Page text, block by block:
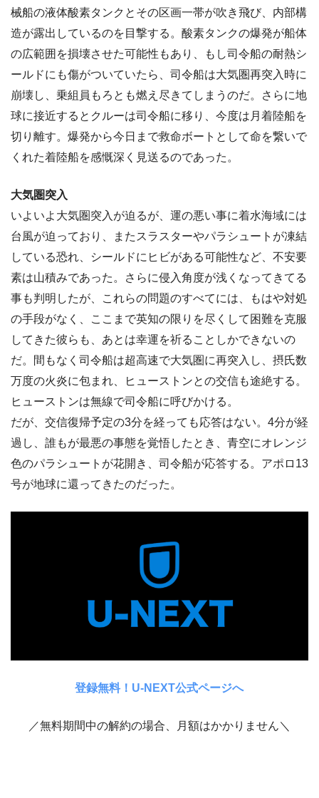
械船の液体酸素タンクとその区画一帯が吹き飛び、内部構
造が露出しているのを目撃する。酸素タンクの爆発が船体
の広範囲を損壊させた可能性もあり、もし司令船の耐熱シ
ールドにも傷がついていたら、司令船は大気圏再突入時に
崩壊し、乗組員もろとも燃え尽きてしまうのだ。さらに地
球に接近するとクルーは司令船に移り、今度は月着陸船を
切り離す。爆発から今日まで救命ボートとして命を繋いで
くれた着陸船を感慨深く見送るのであった。
大気圏突入
いよいよ大気圏突入が迫るが、運の悪い事に着水海域には
台風が迫っており、またスラスターやパラシュートが凍結
している恐れ、シールドにヒビがある可能性など、不安要
素は山積みであった。さらに侵入角度が浅くなってきてる
事も判明したが、これらの問題のすべてには、もはや対処
の手段がなく、ここまで英知の限りを尽くして困難を克服
してきた彼らも、あとは幸運を祈ることしかできないの
だ。間もなく司令船は超高速で大気圏に再突入し、摂氏数
万度の火炎に包まれ、ヒューストンとの交信も途絶する。
ヒューストンは無線で司令船に呼びかける。
だが、交信復帰予定の3分を経っても応答はない。4分が経
過し、誰もが最悪の事態を覚悟したとき、青空にオレンジ
色のパラシュートが花開き、司令船が応答する。アポロ13
号が地球に還ってきたのだった。
登録無料！U-NEXT公式ページへ
／無料期間中の解約の場合、月額はかかりません＼